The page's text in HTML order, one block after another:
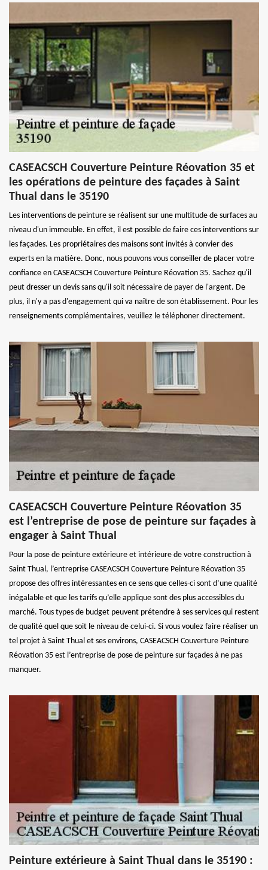
CASEACSCH Couverture Peinture Réovation 35 et
les opérations de peinture des façades à Saint
Thual dans le 35190
Les interventions de peinture se réalisent sur une multitude de surfaces au
niveau d'un immeuble. En effet, il est possible de faire ces interventions sur
les façades. Les propriétaires des maisons sont invités à convier des
experts en la matière. Donc, nous pouvons vous conseiller de placer votre
confiance en CASEACSCH Couverture Peinture Réovation 35. Sachez qu'il
peut dresser un devis sans qu'il soit nécessaire de payer de l'argent. De
plus, il n'y a pas d'engagement qui va naître de son établissement. Pour les
renseignements complémentaires, veuillez le téléphoner directement.
CASEACSCH Couverture Peinture Réovation 35
est l’entreprise de pose de peinture sur façades à
engager à Saint Thual
Pour la pose de peinture extérieure et intérieure de votre construction à
Saint Thual, l’entreprise CASEACSCH Couverture Peinture Réovation 35
propose des offres intéressantes en ce sens que celles-ci sont d’une qualité
inégalable et que les tarifs qu’elle applique sont des plus accessibles du
marché. Tous types de budget peuvent prétendre à ses services qui restent
de qualité quel que soit le niveau de celui-ci. Si vous voulez faire réaliser un
tel projet à Saint Thual et ses environs, CASEACSCH Couverture Peinture
Réovation 35 est l’entreprise de pose de peinture sur façades à ne pas
manquer.
Peinture extérieure à Saint Thual dans le 35190 :